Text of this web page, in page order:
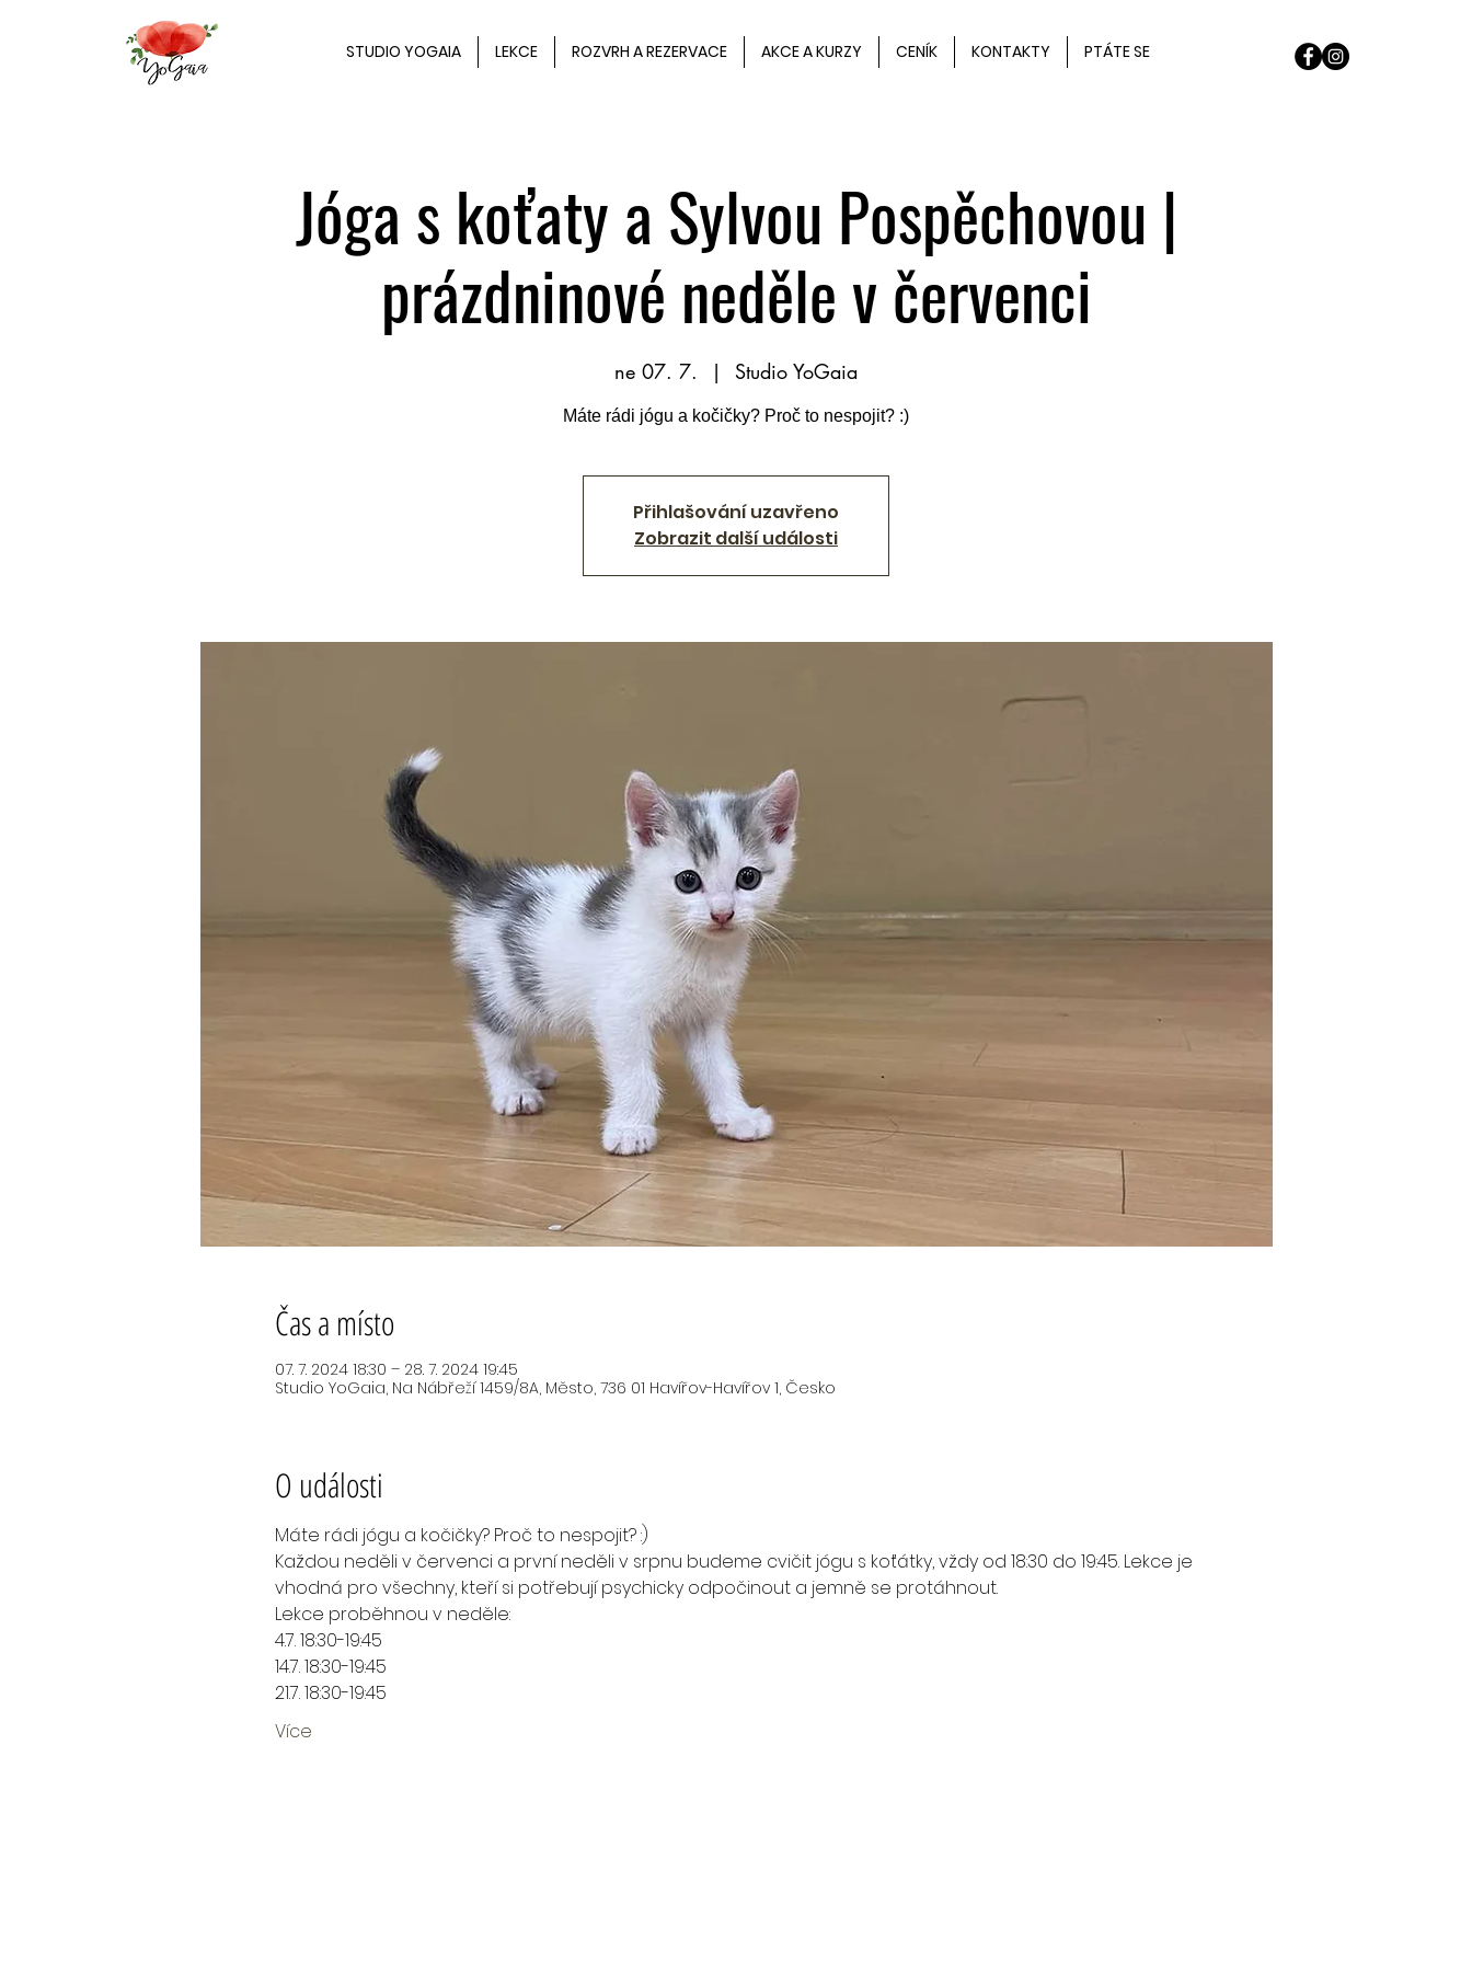
STUDIO YOGAIA LEKCE ROZVRH A REZERVACE AKCE A KURZY CENÍK KONTAKTY PTÁTE SE
Jóga s koťaty a Sylvou Pospěchovou |
prázdninové neděle v červenci
ne 07. 7.
  |
Studio YoGaia
Máte rádi jógu a kočičky? Proč to nespojit? :)
Přihlašování uzavřeno
Zobrazit další události
Čas a místo
07. 7. 2024 18:30 – 28. 7. 2024 19:45
Studio YoGaia, Na Nábřeží 1459/8A, Město, 736 01 Havířov-Havířov 1, Česko
O události
Máte rádi jógu a kočičky? Proč to nespojit? :)
Každou neděli v červenci a první neděli v srpnu budeme cvičit jógu s koťátky, vždy od 18:30 do 19:45. Lekce je
vhodná pro všechny, kteří si potřebují psychicky odpočinout a jemně se protáhnout.
Lekce proběhnou v neděle:
4.7. 18:30-19:45
14.7. 18:30-19:45
21.7. 18:30-19:45
Více